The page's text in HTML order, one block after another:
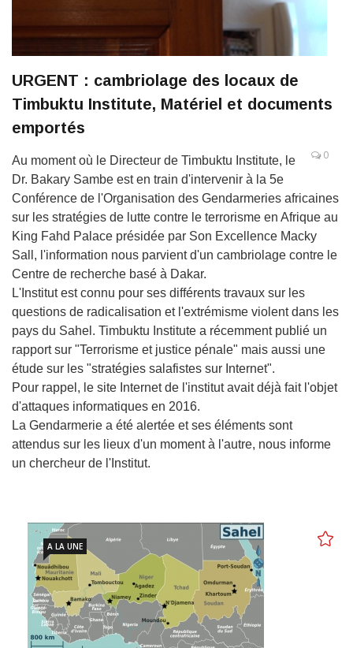
URGENT : cambriolage des locaux de
Timbuktu Institute, Matériel et documents
emportés
0
Au moment où le Directeur de Timbuktu Institute, le
Dr. Bakary Sambe est en train d'intervenir à la 5e
Conférence de l'Organisation des Gendarmeries africaines
sur les stratégies de lutte contre le terrorisme en Afrique au
King Fahd Palace présidée par Son Excellence Macky
Sall, l'information nous parvient d'un cambriolage contre le
Centre de recherche basé à Dakar.
L'Institut est connu pour ses différents travaux sur les
questions de radicalisation et l'extrémisme violent dans les
pays du Sahel. Timbuktu Institute a récemment publié un
rapport sur "Terrorisme et justice pénale" mais aussi une
étude sur les "stratégies salafistes sur Internet".
Pour rappel, le site Internet de l'institut avait déjà fait l'objet
d'attaques informatiques en 2016.
La Gendarmerie a été alertée et ses éléments sont
attendus sur les lieux d'un moment à l'autre, nous informe
un chercheur de l'Institut.
A LA UNE